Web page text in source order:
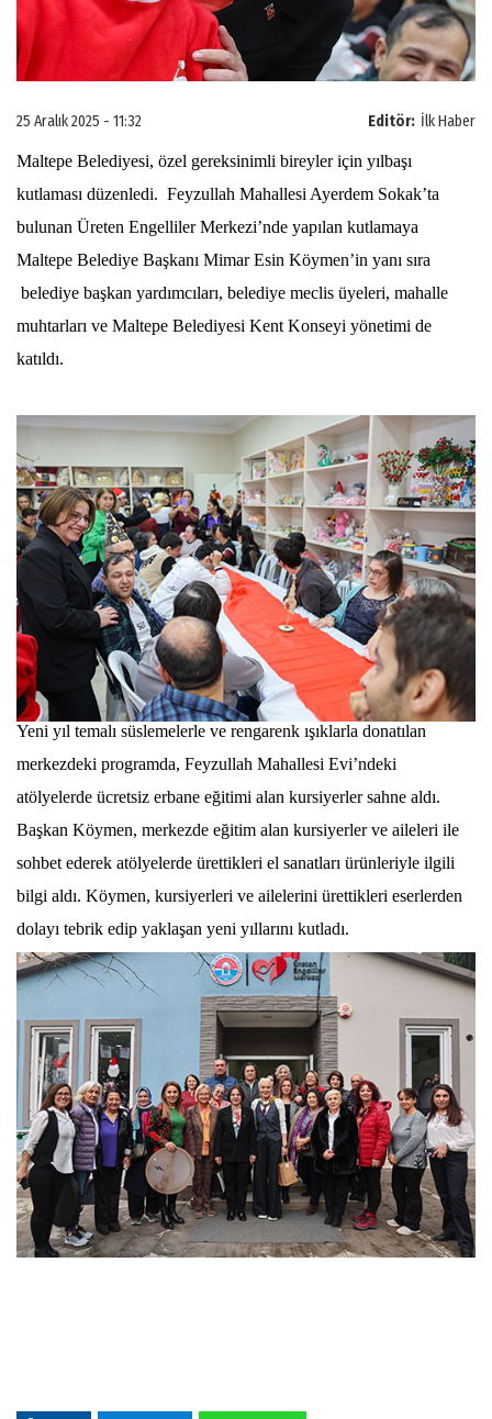
Editör: İlk Haber
25 Aralık 2025 - 11:32
Maltepe Belediyesi, özel gereksinimli bireyler için yılbaşı
kutlaması düzenledi. Feyzullah Mahallesi Ayerdem Sokak’ta
bulunan Üreten Engelliler Merkezi’nde yapılan kutlamaya
Maltepe Belediye Başkanı Mimar Esin Köymen’in yanı sıra
belediye başkan yardımcıları, belediye meclis üyeleri, mahalle
muhtarları ve Maltepe Belediyesi Kent Konseyi yönetimi de
katıldı.
Yeni yıl temalı süslemelerle ve rengarenk ışıklarla donatılan
merkezdeki programda, Feyzullah Mahallesi Evi’ndeki
atölyelerde ücretsiz erbane eğitimi alan kursiyerler sahne aldı.
Başkan Köymen, merkezde eğitim alan kursiyerler ve aileleri ile
sohbet ederek atölyelerde ürettikleri el sanatları ürünleriyle ilgili
bilgi aldı. Köymen, kursiyerleri ve ailelerini ürettikleri eserlerden
dolayı tebrik edip yaklaşan yeni yıllarını kutladı.